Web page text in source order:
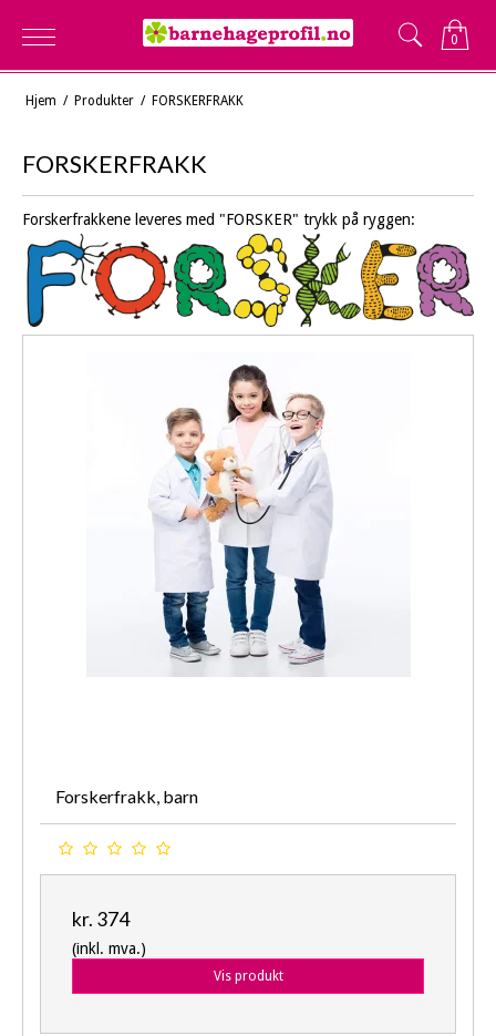
0
Hjem / Produkter / FORSKERFRAKK
FORSKERFRAKK
Forskerfrakkene leveres med "FORSKER" trykk på ryggen:
Forskerfrakk, barn
kr. 374
(inkl. mva.)
Vis produkt